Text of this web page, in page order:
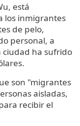
está
los inmigrantes
de pelo,
personal, a
ciudad ha sufrido
son "migrantes
aisladas,
recibir el